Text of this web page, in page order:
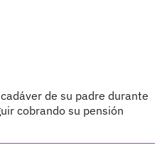
de su padre durante
cobrando su pensión